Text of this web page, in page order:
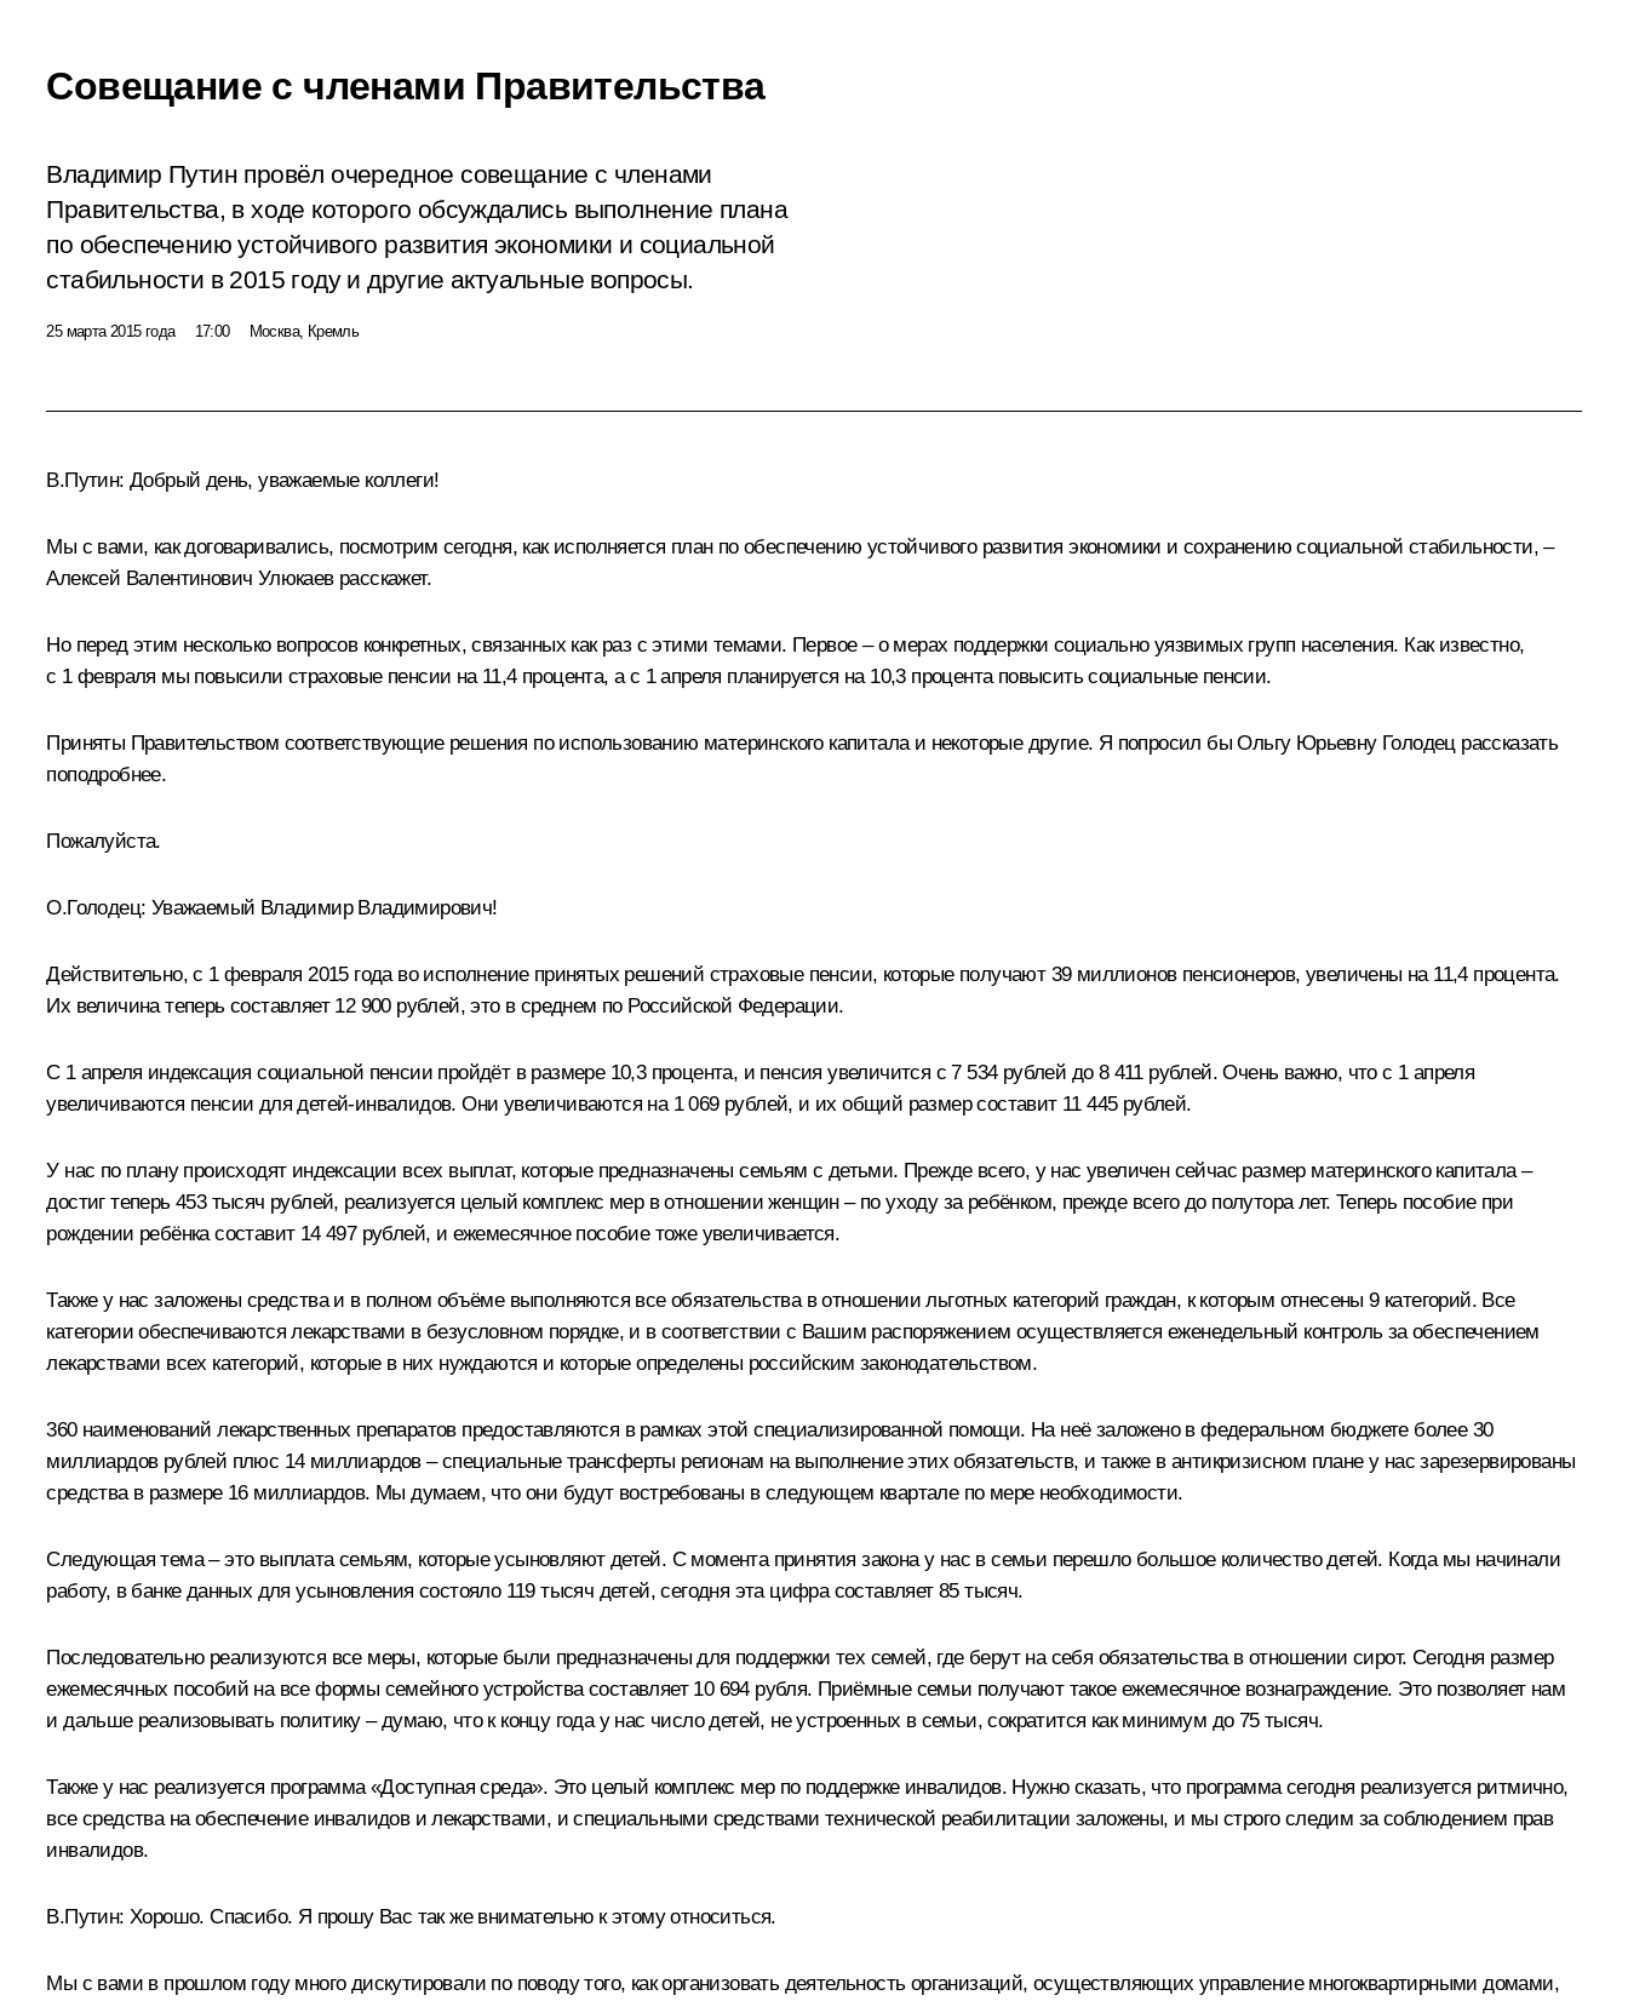
Совещание с членами Правительства
Владимир Путин провёл очередное совещание с членами
Правительства, в ходе которого обсуждались выполнение плана
по обеспечению устойчивого развития экономики и социальной
стабильности в 2015 году и другие актуальные вопросы.
25 марта 2015 года 17:00 Москва, Кремль
В.Путин: Добрый день, уважаемые коллеги!
Мы с вами, как договаривались, посмотрим сегодня, как исполняется план по обеспечению устойчивого развития экономики и сохранению социальной стабильности, –
Алексей Валентинович Улюкаеврасскажет.
Но перед этим несколько вопросов конкретных, связанных как раз с этими темами. Первое – о мерах поддержки социально уязвимых групп населения. Как известно,
с 1 февраля мы повысили страховые пенсии на 11,4 процента, а с 1 апреля планируется на 10,3 процента повысить социальные пенсии.
Приняты Правительством соответствующие решения по использованию материнского капитала и некоторые другие. Я попросил бы Ольгу Юрьевну Голодец рассказать
поподробнее.
Пожалуйста.
О.Голодец: Уважаемый Владимир Владимирович!
Действительно, с 1 февраля 2015 года во исполнение принятых решений страховые пенсии, которые получают 39 миллионов пенсионеров, увеличены на 11,4 процента.
Их величина теперь составляет 12 900 рублей, это в среднем по Российской Федерации.
С 1 апреля индексация социальной пенсии пройдёт в размере 10,3 процента, и пенсия увеличится с 7 534 рублей до 8 411 рублей. Очень важно, что с 1 апреля
увеличиваются пенсии для детей-инвалидов. Они увеличиваются на 1 069 рублей, и их общий размер составит 11 445 рублей.
У нас по плану происходят индексации всех выплат, которые предназначены семьям с детьми. Прежде всего, у нас увеличен сейчас размер материнского капитала –
достиг теперь 453 тысяч рублей, реализуется целый комплекс мер в отношении женщин – по уходу за ребёнком, прежде всего до полутора лет. Теперь пособие при
рождении ребёнка составит 14 497 рублей, и ежемесячное пособие тоже увеличивается.
Также у нас заложены средства и в полном объёме выполняются все обязательства в отношении льготных категорий граждан, к которым отнесены 9 категорий. Все
категории обеспечиваются лекарствами в безусловном порядке, и в соответствии с Вашим распоряжением осуществляется еженедельный контроль за обеспечением
лекарствами всех категорий, которые в них нуждаются и которые определены российским законодательством.
360 наименований лекарственных препаратов предоставляются в рамках этой специализированной помощи. На неё заложено в федеральном бюджете более 30
миллиардов рублей плюс 14 миллиардов – специальные трансферты регионам на выполнение этих обязательств, и также в антикризисном плане у нас зарезервированы
средства в размере 16 миллиардов. Мы думаем, что они будут востребованы в следующем квартале по мере необходимости.
Следующая тема – это выплата семьям, которые усыновляют детей. С момента принятия закона у нас в семьи перешло большое количество детей. Когда мы начинали
работу, в банке данных для усыновления состояло 119 тысяч детей, сегодня эта цифра составляет 85 тысяч.
Последовательно реализуются все меры, которые были предназначены для поддержки тех семей, где берут на себя обязательства в отношении сирот. Сегодня размер
ежемесячных пособий на все формы семейного устройства составляет 10 694 рубля. Приёмные семьи получают такое ежемесячное вознаграждение. Это позволяет нам
и дальше реализовывать политику – думаю, что к концу года у нас число детей, не устроенных в семьи, сократится как минимум до 75 тысяч.
Также у нас реализуется программа «Доступная среда». Это целый комплекс мер по поддержке инвалидов. Нужно сказать, что программа сегодня реализуется ритмично,
все средства на обеспечение инвалидов и лекарствами, и специальными средствами технической реабилитации заложены, и мы строго следим за соблюдением прав
инвалидов.
В.Путин: Хорошо. Спасибо. Я прошу Вас так же внимательно к этому относиться.
Мы с вами в прошлом году много дискутировали по поводу того, как организовать деятельность организаций, осуществляющих управление многоквартирными домами,